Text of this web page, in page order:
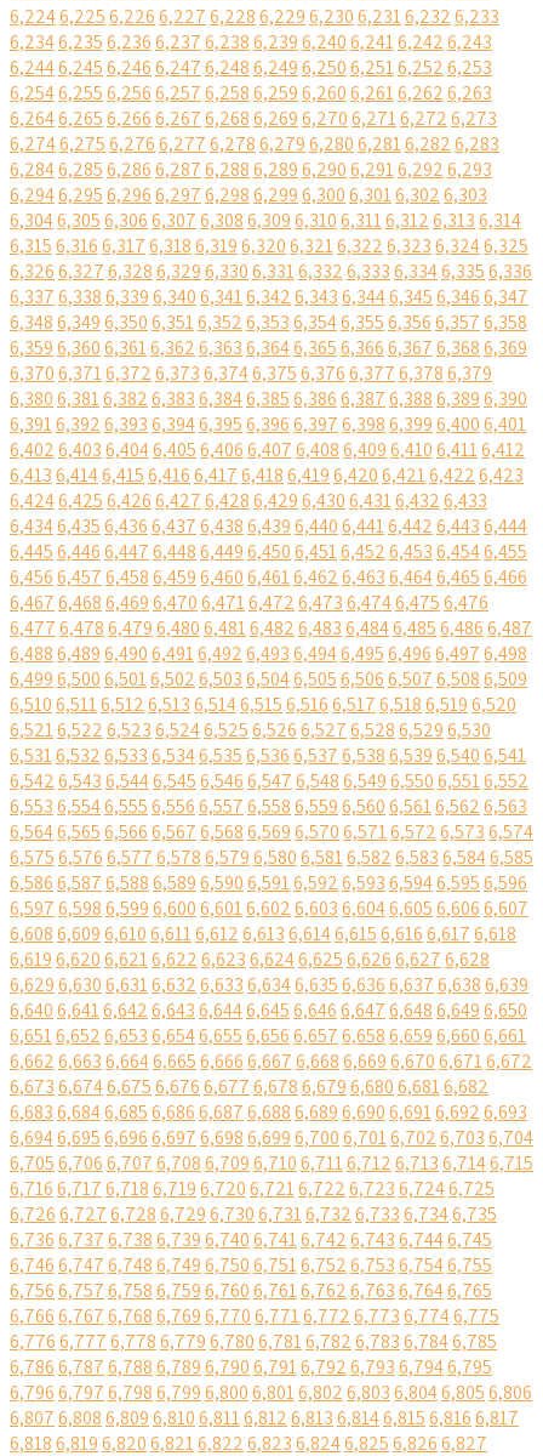
6,2246,2256,2266,2276,2286,2296,2306,2316,2326,233
6,2346,2356,2366,2376,2386,2396,2406,2416,2426,243
6,2446,2456,2466,2476,2486,2496,2506,2516,2526,253
6,2546,2556,2566,2576,2586,2596,2606,2616,2626,263
6,2646,2656,2666,2676,2686,2696,2706,2716,2726,273
6,2746,2756,2766,2776,2786,2796,2806,2816,2826,283
6,2846,2856,2866,2876,2886,2896,2906,2916,2926,293
6,2946,2956,2966,2976,2986,2996,3006,3016,3026,303
6,3046,3056,3066,3076,3086,3096,3106,3116,3126,3136,314
6,3156,3166,3176,3186,3196,3206,3216,3226,3236,3246,325
6,3266,3276,3286,3296,3306,3316,3326,3336,3346,3356,336
6,3376,3386,3396,3406,3416,3426,3436,3446,3456,3466,347
6,3486,3496,3506,3516,3526,3536,3546,3556,3566,3576,358
6,3596,3606,3616,3626,3636,3646,3656,3666,3676,3686,369
6,3706,3716,3726,3736,3746,3756,3766,3776,3786,379
6,3806,3816,3826,3836,3846,3856,3866,3876,3886,3896,390
6,3916,3926,3936,3946,3956,3966,3976,3986,3996,4006,401
6,4026,4036,4046,4056,4066,4076,4086,4096,4106,4116,412
6,4136,4146,4156,4166,4176,4186,4196,4206,4216,4226,423
6,4246,4256,4266,4276,4286,4296,4306,4316,4326,433
6,4346,4356,4366,4376,4386,4396,4406,4416,4426,4436,444
6,4456,4466,4476,4486,4496,4506,4516,4526,4536,4546,455
6,4566,4576,4586,4596,4606,4616,4626,4636,4646,4656,466
6,4676,4686,4696,4706,4716,4726,4736,4746,4756,476
6,4776,4786,4796,4806,4816,4826,4836,4846,4856,4866,487
6,4886,4896,4906,4916,4926,4936,4946,4956,4966,4976,498
6,4996,5006,5016,5026,5036,5046,5056,5066,5076,5086,509
6,5106,5116,5126,5136,5146,5156,5166,5176,5186,5196,520
6,5216,5226,5236,5246,5256,5266,5276,5286,5296,530
6,5316,5326,5336,5346,5356,5366,5376,5386,5396,5406,541
6,5426,5436,5446,5456,5466,5476,5486,5496,5506,5516,552
6,5536,5546,5556,5566,5576,5586,5596,5606,5616,5626,563
6,5646,5656,5666,5676,5686,5696,5706,5716,5726,5736,574
6,5756,5766,5776,5786,5796,5806,5816,5826,5836,5846,585
6,5866,5876,5886,5896,5906,5916,5926,5936,5946,5956,596
6,5976,5986,5996,6006,6016,6026,6036,6046,6056,6066,607
6,6086,6096,6106,6116,6126,6136,6146,6156,6166,6176,618
6,6196,6206,6216,6226,6236,6246,6256,6266,6276,628
6,6296,6306,6316,6326,6336,6346,6356,6366,6376,6386,639
6,6406,6416,6426,6436,6446,6456,6466,6476,6486,6496,650
6,6516,6526,6536,6546,6556,6566,6576,6586,6596,6606,661
6,6626,6636,6646,6656,6666,6676,6686,6696,6706,6716,672
6,6736,6746,6756,6766,6776,6786,6796,6806,6816,682
6,6836,6846,6856,6866,6876,6886,6896,6906,6916,6926,693
6,6946,6956,6966,6976,6986,6996,7006,7016,7026,7036,704
6,7056,7066,7076,7086,7096,7106,7116,7126,7136,7146,715
6,7166,7176,7186,7196,7206,7216,7226,7236,7246,725
6,7266,7276,7286,7296,7306,7316,7326,7336,7346,735
6,7366,7376,7386,7396,7406,7416,7426,7436,7446,745
6,7466,7476,7486,7496,7506,7516,7526,7536,7546,755
6,7566,7576,7586,7596,7606,7616,7626,7636,7646,765
6,7666,7676,7686,7696,7706,7716,7726,7736,7746,775
6,7766,7776,7786,7796,7806,7816,7826,7836,7846,785
6,7866,7876,7886,7896,7906,7916,7926,7936,7946,795
6,7966,7976,7986,7996,8006,8016,8026,8036,8046,8056,806
6,8076,8086,8096,8106,8116,8126,8136,8146,8156,8166,817
6,8186,8196,8206,8216,8226,8236,8246,8256,8266,827